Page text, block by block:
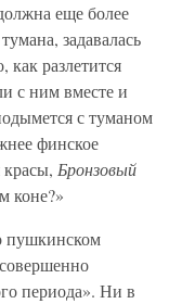
еще более
задавалась
как разлетится
с ним вместе и
с туманом
финское
Бронзовый
коне?»
пушкинском
периода». Ни в